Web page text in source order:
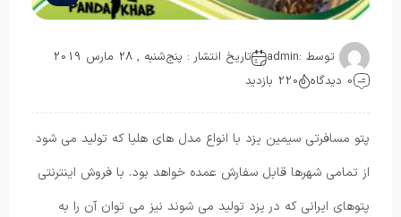
توسط :admin
تاریخ انتشار : پنج‌شنبه , 28 مارس 2019
0 دیدگاه
220 بازدید
پتو مسافرتی سیمین یزد با انواع مدل های هلیا که تولید می شود
از تمامی شهرها قابل سفارش عمده خواهد بود. با فروش اینترنتی
پتوهای ایرانی که در یزد تولید می شوند نیز می توان آن را به